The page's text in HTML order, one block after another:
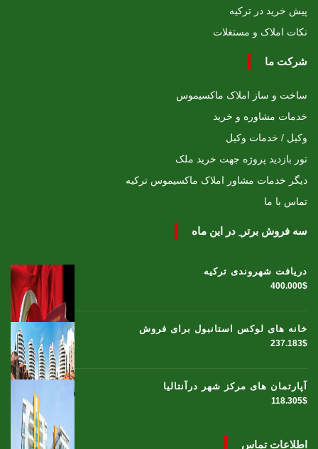
پیش خرید در ترکیه
نکات املاک و مستغلات
شرکت ما
ساخت و ساز املاک ماکسیموس
خدمات مشاوره و خرید
وکیل / خدمات وکیل
تور بازدید پروژه جهت خرید ملک
دیگر خدمات مشاور املاک ماکسیموس ترکیه
تماس با ما
سه فروش برتر ِ در این ماه
دریافت شهروندی ترکیه
400.000$
خانه های لوکس استانبول برای فروش
237.183$
آپارتمان های مرکز شهر درآنتالیا
118.305$
اطلاعات تماس